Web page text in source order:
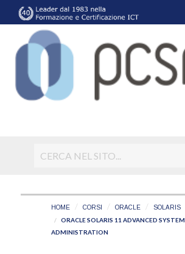
HOME CORSI ORACLE SOLARIS
ORACLE SOLARIS 11 ADVANCED SYSTEM
ADMINISTRATION